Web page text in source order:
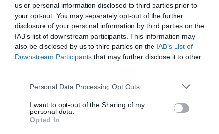
us or personal information disclosed to third parties prior to
your opt-out. You may separately opt-out of the further
disclosure of your personal information by third parties on the
IAB’s list of downstream participants. This information may
also be disclosed by us to third parties on the IAB’s List of
Downstream Participants that may further disclose it to other
Personal Data Processing Opt Outs
I want to opt-out of the Sharing of my
personal data.
Opted In
nacionales y extranjeros para hacerles vivir
experiencias inolvidables, plenas de
comodidad, alegría y descanso.
Artículo anterior
Ahorro Direct, la factura
se disparará hasta un
50 % en 2024
Artículo siguiente
Black Friday, la
vertical artificial en
JardinVertical.es